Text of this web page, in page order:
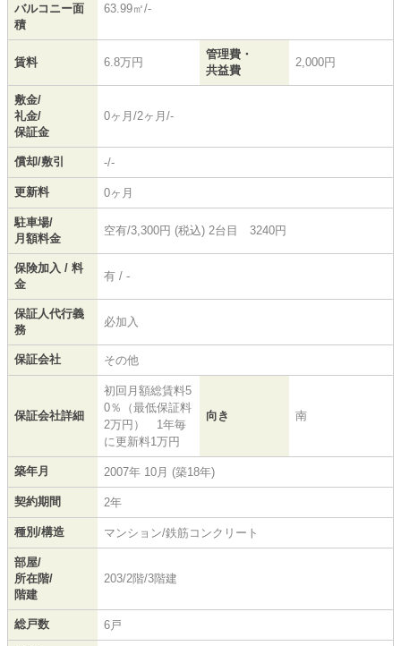
バルコニー面
積
63.99㎡/-
賃料 6.8万円
管理費・
共益費
2,000円
敷金/
礼金/
保証金
0ヶ月/2ヶ月/-
償却/敷引 -/-
更新料 0ヶ月
駐車場/
月額料金
空有/3,300円 (税込) 2台目 3240円
保険加入 / 料
金
有 / -
保証人代行義
務
必加入
保証会社 その他
保証会社詳細
初回月額総賃料5
0％（最低保証料
2万円） 1年毎
に更新料1万円
向き 南
築年月 2007年 10月 (築18年)
契約期間 2年
種別/構造 マンション/鉄筋コンクリート
部屋/
所在階/
階建
203/2階/3階建
総戸数 6戸